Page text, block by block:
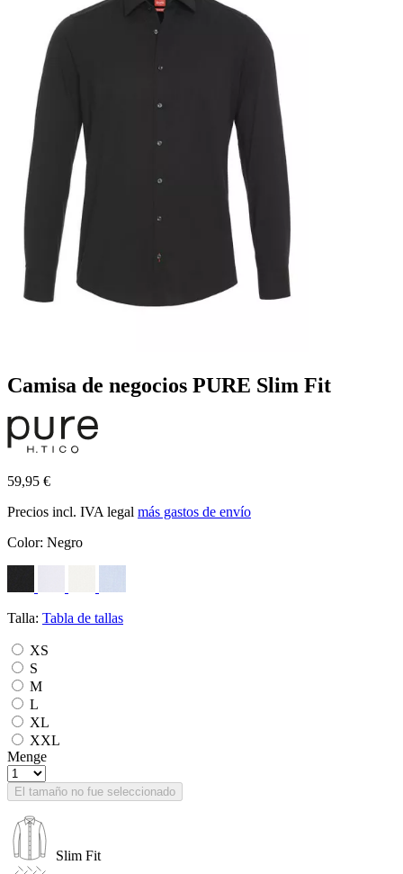
Camisa de negocios PURE Slim Fit
59,95 €
Precios incl. IVA legal más gastos de envío
Color: Negro
Talla: Tabla de tallas
XS
S
M
L
XL
XXL
Menge
El tamaño no fue seleccionado
Slim Fit